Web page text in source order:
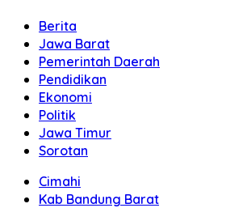
Berita
Jawa Barat
Pemerintah Daerah
Pendidikan
Ekonomi
Politik
Jawa Timur
Sorotan
Cimahi
Kab Bandung Barat